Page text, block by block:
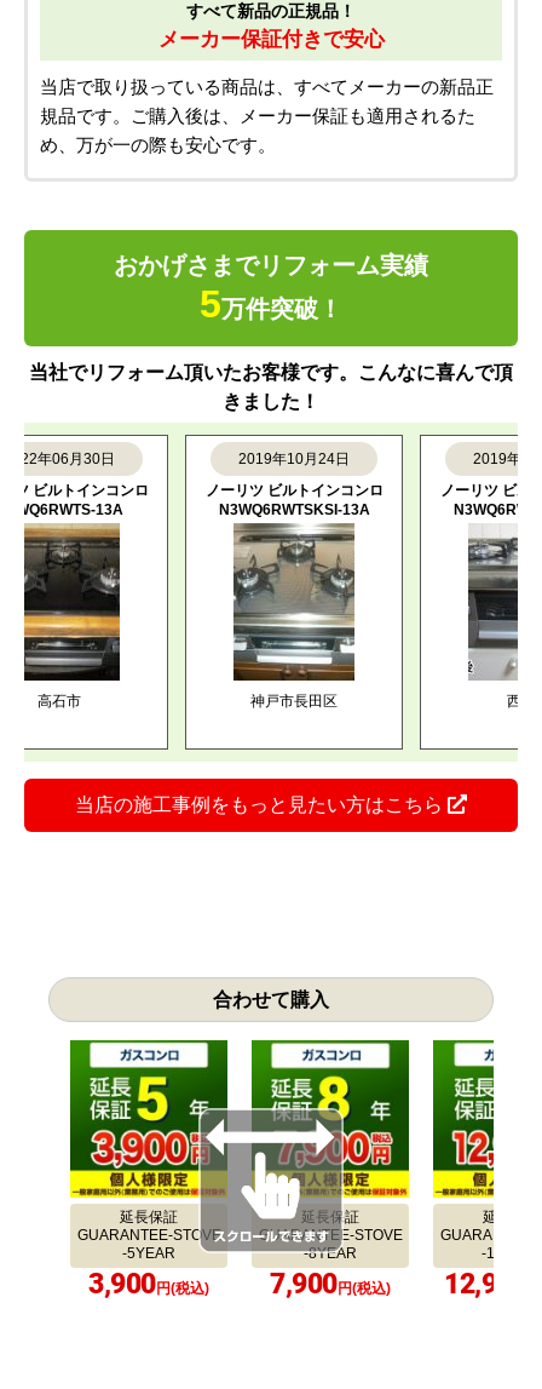
すべて新品の正規品！
メーカー保証付きで安心
当店で取り扱っている商品は、すべてメーカーの新品正
規品です。ご購入後は、メーカー保証も適用されるた
め、万が一の際も安心です。
おかげさまでリフォーム実績
5万件突破！
当社でリフォーム頂いたお客様です。こんなに喜んで頂
きました！
06月30日
ルトインコンロ
13A
高石市
2019年10月24日
ノーリツ ビルトインコンロ
N3WQ6RWTSKSI-13A
神戸市長田区
2019年10月24
ノーリツ ビルトイ
西宮市
当店の施工事例をもっと見たい方はこちら
合わせて購入
延長保証
GUARANTEE-STOVE
-5YEAR
3,900円(税込)
延長保証
GUARANTEE-STOVE
-8YEAR
7,900円(税込)
延長保証
GUARANTEE-
-10YEAR
12,900